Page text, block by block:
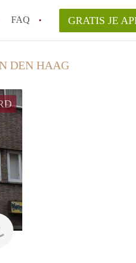
FAQ
op een Appartement in Den Haag?
Appartement-DenHaag?
GRATIS JE
DEN HAAG
Wonen